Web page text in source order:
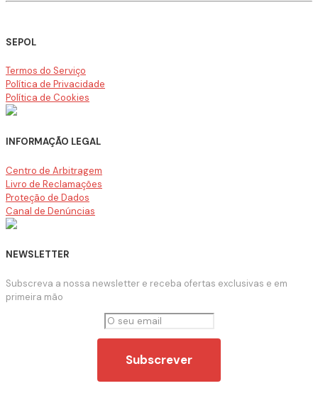
SEPOL
Termos do Serviço
Política de Privacidade
Política de Cookies
INFORMAÇÃO LEGAL
Centro de Arbitragem
Livro de Reclamações
Proteção de Dados
Canal de Denúncias
NEWSLETTER
Subscreva a nossa newsletter e receba ofertas exclusivas e em
primeira mão